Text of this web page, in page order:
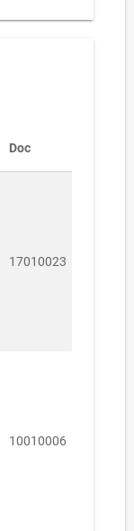
Doc
17010023
10010006